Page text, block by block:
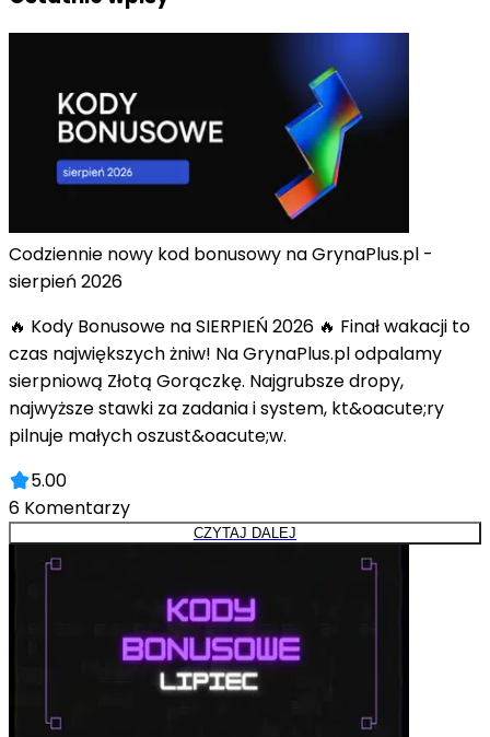
Codziennie nowy kod bonusowy na GrynaPlus.pl -
sierpień 2026
🔥 Kody Bonusowe na SIERPIEŃ 2026 🔥 Finał wakacji to
czas największych żniw! Na GrynaPlus.pl odpalamy
sierpniową Złotą Gorączkę. Najgrubsze dropy,
najwyższe stawki za zadania i system, kt&oacute;ry
pilnuje małych oszust&oacute;w.
5.00
6 Komentarzy
CZYTAJ DALEJ